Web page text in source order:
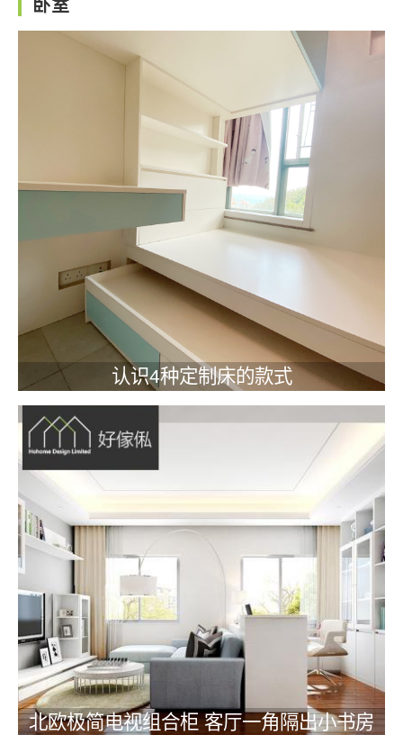
卧室
认识4种定制床的款式
北欧极简电视组合柜 客厅一角隔出小书房